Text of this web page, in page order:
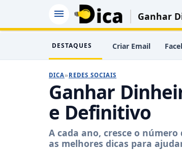
Ganhar
DESTAQUES Criar Email
DICA»REDES SOCIAIS
Ganhar
e Definitivo
A cada ano, cresce o
as melhores dicas para